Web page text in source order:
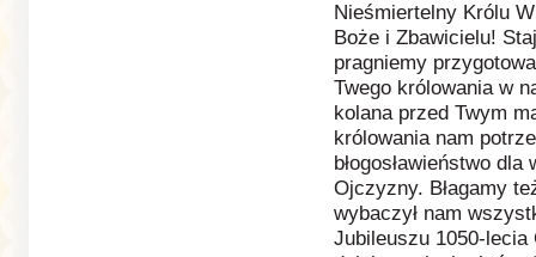
Nieśmiertelny Królu
Boże i Zbawicielu!
pragniemy
Twego królowania w
kolana przed Twym
królowania nam
błogosławieństwo
Ojczyzny. Błagamy
wybaczył nam
Jubileuszu 1050-lecia